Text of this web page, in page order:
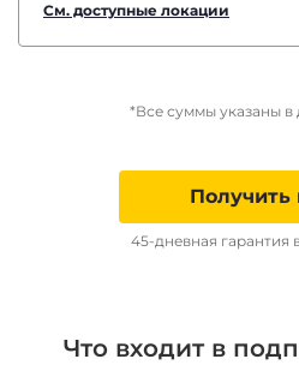
См. доступные локации
*Все суммы указаны
Получить
45-дневная гарантия
Что входит в